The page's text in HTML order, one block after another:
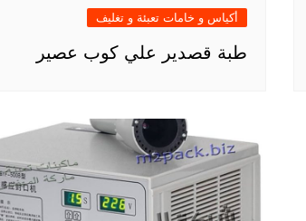
أكياس و خامات تعبئة و تغليف
طبة قصدير علي كوب عصير